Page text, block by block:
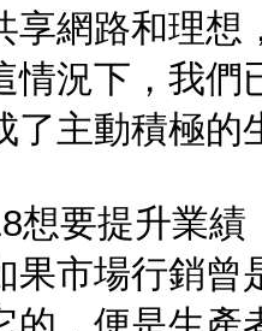
享網路和理想
情況下，我們
了主動積極的
想要提升業績
果市場行銷曾